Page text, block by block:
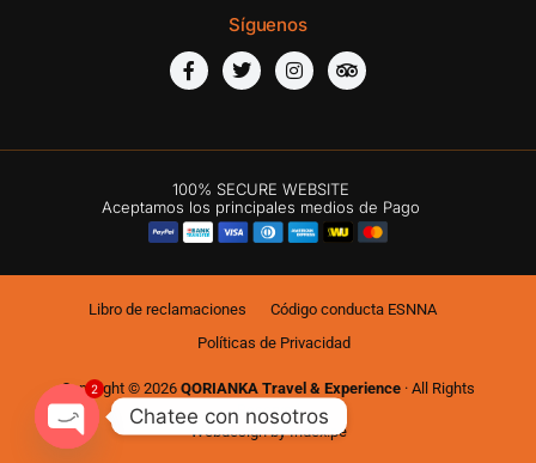
Síguenos
100% SECURE WEBSITE
Aceptamos los principales medios de Pago
Copyright © 2026 QORIANKA Travel & Experience · All Rights
Reserved
Webdesign byIndex.pe
Libro de reclamaciones
Código conducta ESNNA
Políticas de Privacidad
Chatee con nosotros
Open chaty